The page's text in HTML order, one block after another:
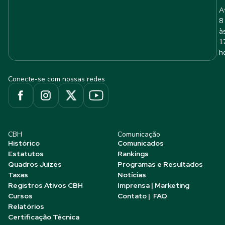
8
Conecte-se com nossas redes
CBH
Histórico
Estatutos
Quadros Juízes
Taxas
Registros Ativos CBH
Cursos
Relatórios
Certificação Técnica
Comunicação
Comunicados
Rankings
Programas e Resultados
Notícias
Imprensa | Marketing
Contato | FAQ